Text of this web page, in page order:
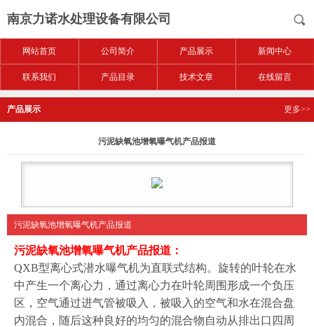
南京力诺水处理设备有限公司
网站首页 公司简介 产品展示 新闻中心
联系我们 产品目录 技术文章 在线留言
产品展示 更多>>
污泥缺氧池增氧曝气机产品报道
污泥缺氧池增氧曝气机产品报道
污泥缺氧池增氧曝气机产品报道 ：
QXB型离心式潜水曝气机为直联式结构。旋转的叶轮在水
中产生一个离心力，通过离心力在叶轮周围形成一个负压
区，空气通过进气管被吸入，被吸入的空气和水在混合盘
内混合，随后这种良好的均匀的混合物自动从排出口四周